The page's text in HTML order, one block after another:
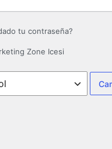
tu contraseña?
Zone Icesi